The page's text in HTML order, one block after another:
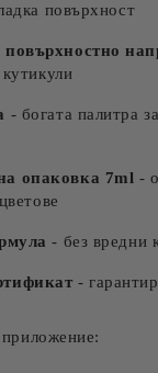
повърхност
- богата палитра
опаковка 7ml -
- без вредни
-